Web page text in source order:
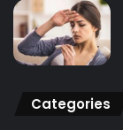
Categories